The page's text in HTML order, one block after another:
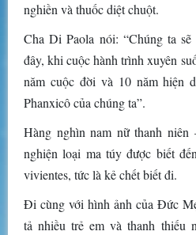
nghiền và thuốc diệt chuột.
Cha Di Paola nói: “Chúng ta
đây, khi cuộc hành trình xuyên
năm cuộc đời và 10 năm hiện
Phanxicô của chúng ta”.
Hàng nghìn nam nữ thanh
nghiện loại ma túy được biết
vivientes, tức là kẻ chết biết đi.
Đi cùng với hình ảnh của Đức
tả nhiều trẻ em và thanh thiếu